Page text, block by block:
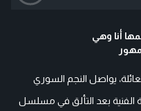
أنا وهي
يواصل النجم السوري
الفنية بعد التألق في مسلسل